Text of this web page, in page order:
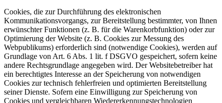
Cookies, die zur Durchführung des elektronischen
Kommunikationsvorgangs, zur Bereitstellung bestimmter, von Ihnen
erwünschter Funktionen (z. B. für die Warenkorbfunktion) oder zur
Optimierung der Website (z. B. Cookies zur Messung des
Webpublikums) erforderlich sind (notwendige Cookies), werden auf
Grundlage von Art. 6 Abs. 1 lit. f DSGVO gespeichert, sofern keine
andere Rechtsgrundlage angegeben wird. Der Websitebetreiber hat
ein berechtigtes Interesse an der Speicherung von notwendigen
Cookies zur technisch fehlerfreien und optimierten Bereitstellung
seiner Dienste. Sofern eine Einwilligung zur Speicherung von
Cookies und vergleichbaren Wiedererkennungstechnologien